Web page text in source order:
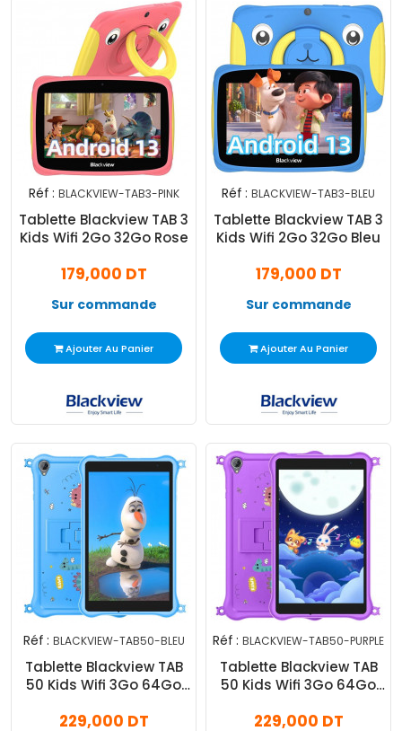
Réf : BLACKVIEW-TAB3-PINK
Tablette Blackview TAB 3
Kids Wifi 2Go 32Go Rose
179,000 DT
Sur commande
Ajouter Au Panier
Réf : BLACKVIEW-TAB3-BLEU
Tablette Blackview TAB 3
Kids Wifi 2Go 32Go Bleu
179,000 DT
Sur commande
Ajouter Au Panier
Réf : BLACKVIEW-TAB50-BLEU
Tablette Blackview TAB
50 Kids Wifi 3Go 64Go
229,000 DT
Réf : BLACKVIEW-TAB50-PURPLE
Tablette Blackview TAB
50 Kids Wifi 3Go 64Go
229,000 DT